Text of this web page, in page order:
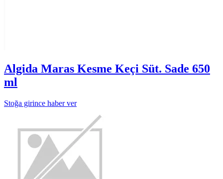
Algida Maras Kesme Keçi Süt. Sade 650
ml
Stoğa girince haber ver